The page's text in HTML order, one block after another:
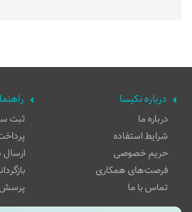
درباره نکیسا
درباره ما
شرایط استفاده
حریم خصوصی
فرصت‌های همکاری
تماس با ما
راهنما
ثبت